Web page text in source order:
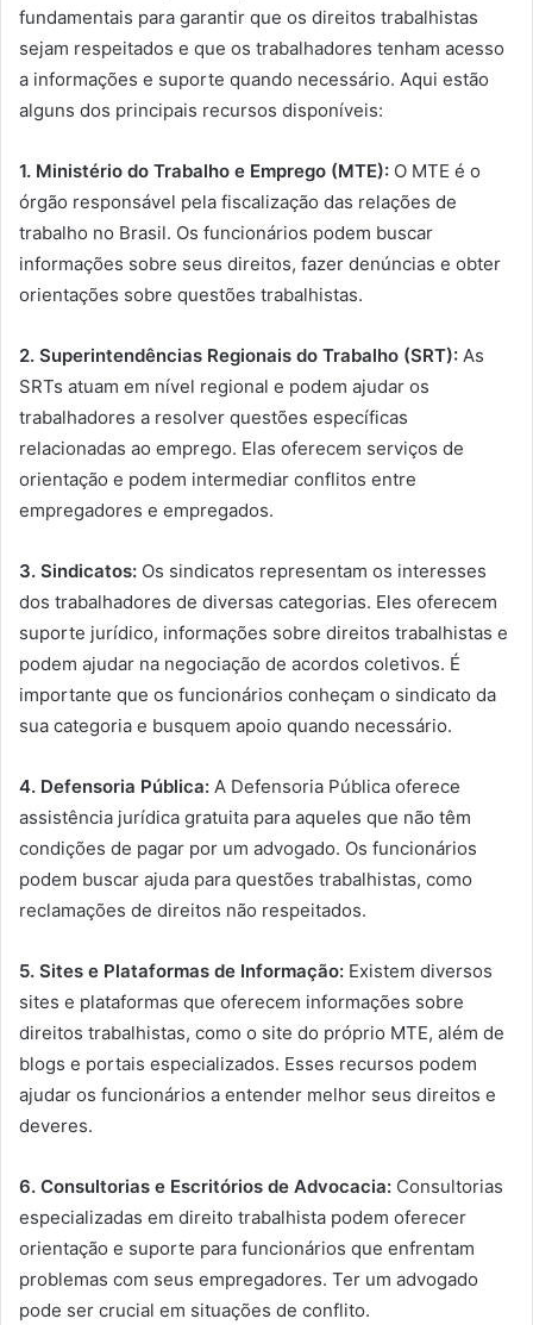
fundamentais para garantir que os direitos trabalhistas
sejam respeitados e que os trabalhadores tenham acesso
a informações e suporte quando necessário. Aqui estão
alguns dos principais recursos disponíveis:
1. Ministério do Trabalho e Emprego (MTE): O MTE é o
órgão responsável pela fiscalização das relações de
trabalho no Brasil. Os funcionários podem buscar
informações sobre seus direitos, fazer denúncias e obter
orientações sobre questões trabalhistas.
2. Superintendências Regionais do Trabalho (SRT): As
SRTs atuam em nível regional e podem ajudar os
trabalhadores a resolver questões específicas
relacionadas ao emprego. Elas oferecem serviços de
orientação e podem intermediar conflitos entre
empregadores e empregados.
3. Sindicatos: Os sindicatos representam os interesses
dos trabalhadores de diversas categorias. Eles oferecem
suporte jurídico, informações sobre direitos trabalhistas e
podem ajudar na negociação de acordos coletivos. É
importante que os funcionários conheçam o sindicato da
sua categoria e busquem apoio quando necessário.
4. Defensoria Pública: A Defensoria Pública oferece
assistência jurídica gratuita para aqueles que não têm
condições de pagar por um advogado. Os funcionários
podem buscar ajuda para questões trabalhistas, como
reclamações de direitos não respeitados.
5. Sites e Plataformas de Informação: Existem diversos
sites e plataformas que oferecem informações sobre
direitos trabalhistas, como o site do próprio MTE, além de
blogs e portais especializados. Esses recursos podem
ajudar os funcionários a entender melhor seus direitos e
deveres.
6. Consultorias e Escritórios de Advocacia: Consultorias
especializadas em direito trabalhista podem oferecer
orientação e suporte para funcionários que enfrentam
problemas com seus empregadores. Ter um advogado
pode ser crucial em situações de conflito.